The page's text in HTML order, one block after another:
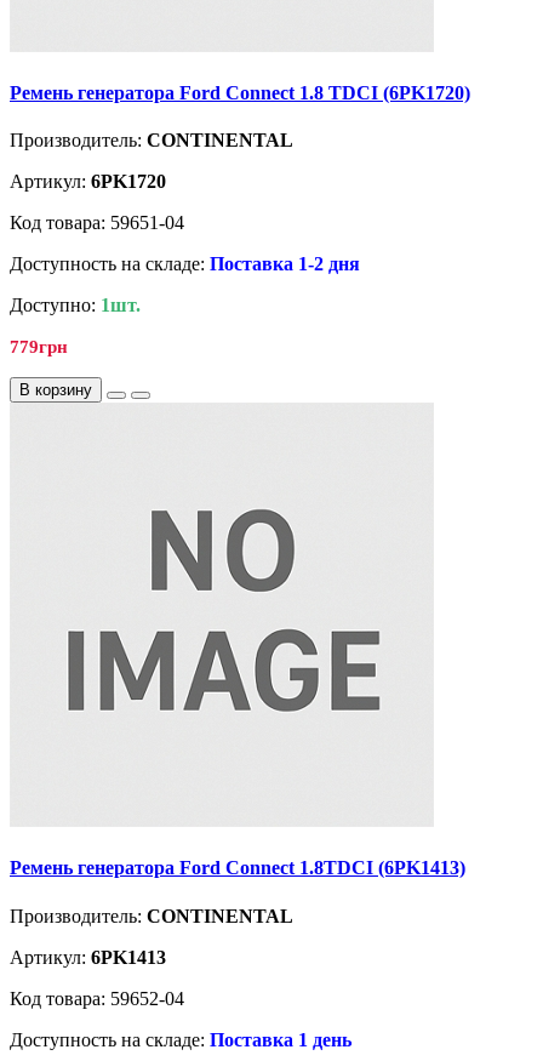
Ремень генератора Ford Connect 1.8 TDCI (6PK1720)
Производитель: CONTINENTAL
Артикул: 6PK1720
Код товара: 59651-04
Доступность на складе: Поставка 1-2 дня
Доступно: 1шт.
779грн
В корзину
Ремень генератора Ford Connect 1.8TDCI (6PK1413)
Производитель: CONTINENTAL
Артикул: 6PK1413
Код товара: 59652-04
Доступность на складе: Поставка 1 день